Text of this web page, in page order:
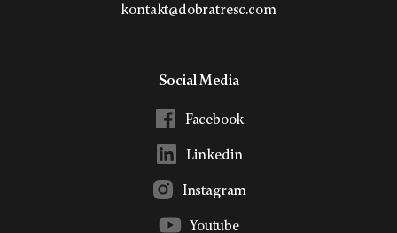
kontakt@dobratresc.com
Social Media
Facebook
Linkedin
Instagram
Youtube